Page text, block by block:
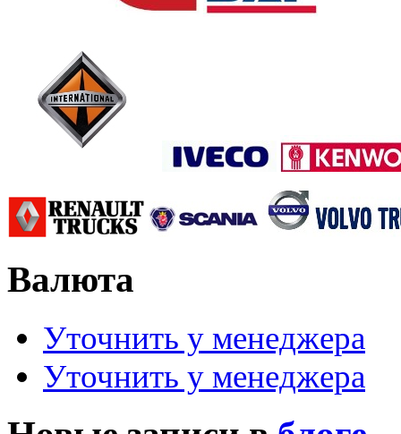
Валюта
Уточнить у менеджера
Уточнить у менеджера